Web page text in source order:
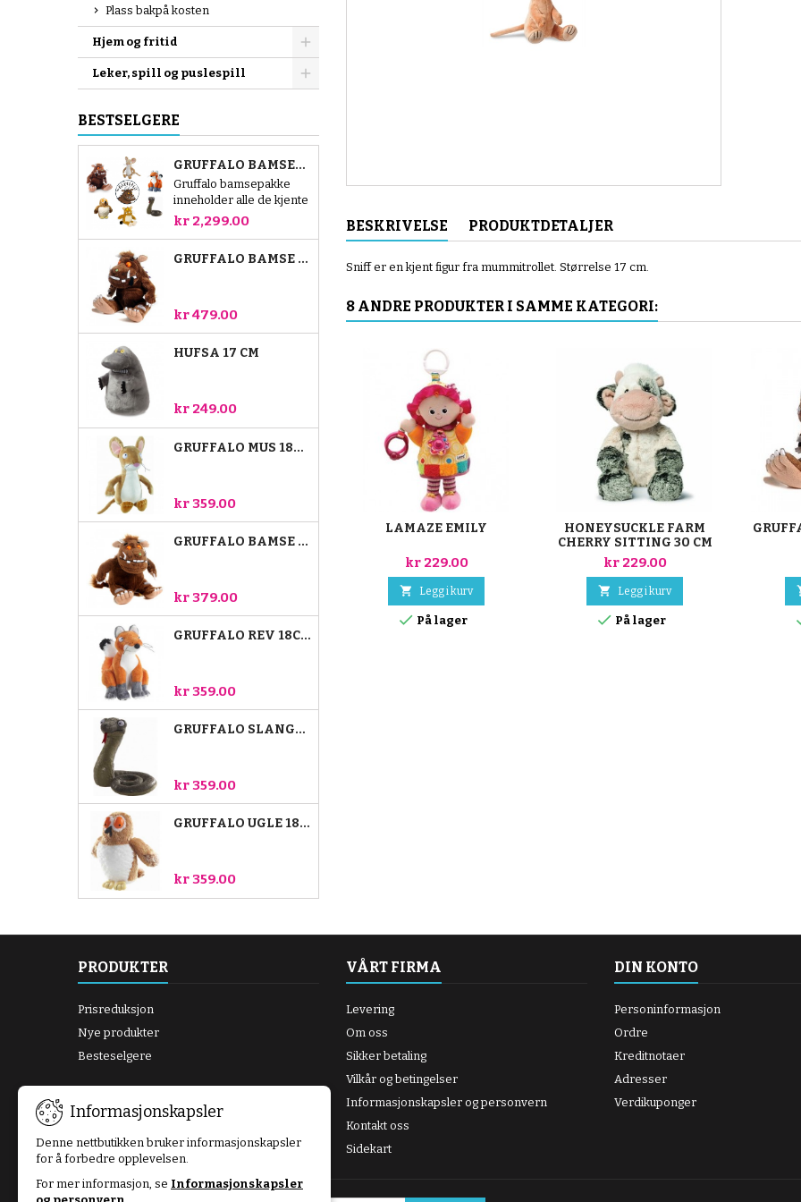
Plass bakpå kosten
Hjem og fritid
Leker, spill og puslespill
BESTSELGERE
GRUFFALO BAMSEPAKKE
Gruffalo bamsepakke
inneholder alle de kjente
figurene fra den
populære historien.
bamser: Gruffalo,
Gruffalo bamsen er 40
cm.
kr 2,299.00
GRUFFALO BAMSE 23 CM
kr 479.00
HUFSA 17 CM
kr 249.00
GRUFFALO MUS 18CM
kr 359.00
GRUFFALO BAMSE 18 CM
kr 379.00
GRUFFALO REV 18CM
kr 359.00
GRUFFALO SLANGE 18CM
kr 359.00
GRUFFALO UGLE 18CM
kr 359.00
BESKRIVELSE PRODUKTDETALJER
Sniff er en kjent figur fra mummitrollet. Størrelse 17 cm.
8 ANDRE PRODUKTER I SAMME KATEGORI:
LAMAZE EMILY
kr 229.00
 Legg i kurv
 På lager
HONEYSUCKLE FARM
CHERRY SITTING 30 CM
kr 229.00
 Legg i kurv
 På lager
PRODUKTER
Prisreduksjon
Nye produkter
Besteselgere
VÅRT FIRMA
Levering
Om oss
Sikker betaling
Vilkår og betingelser
Informasjonskapsler og personvern
Kontakt oss
Sidekart
DIN KONTO
Personinformasjon
Ordre
Kreditnotaer
Adresser
Verdikuponger
Informasjonskapsler
Denne nettbutikken bruker informasjonskapsler
for å forbedre opplevelsen.
For mer informasjon, se Informasjonskapsler